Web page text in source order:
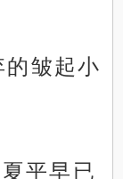
皱起小
平早已